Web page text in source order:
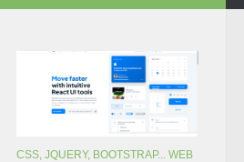
CSS, JQUERY, BOOTSTRAP... WEB